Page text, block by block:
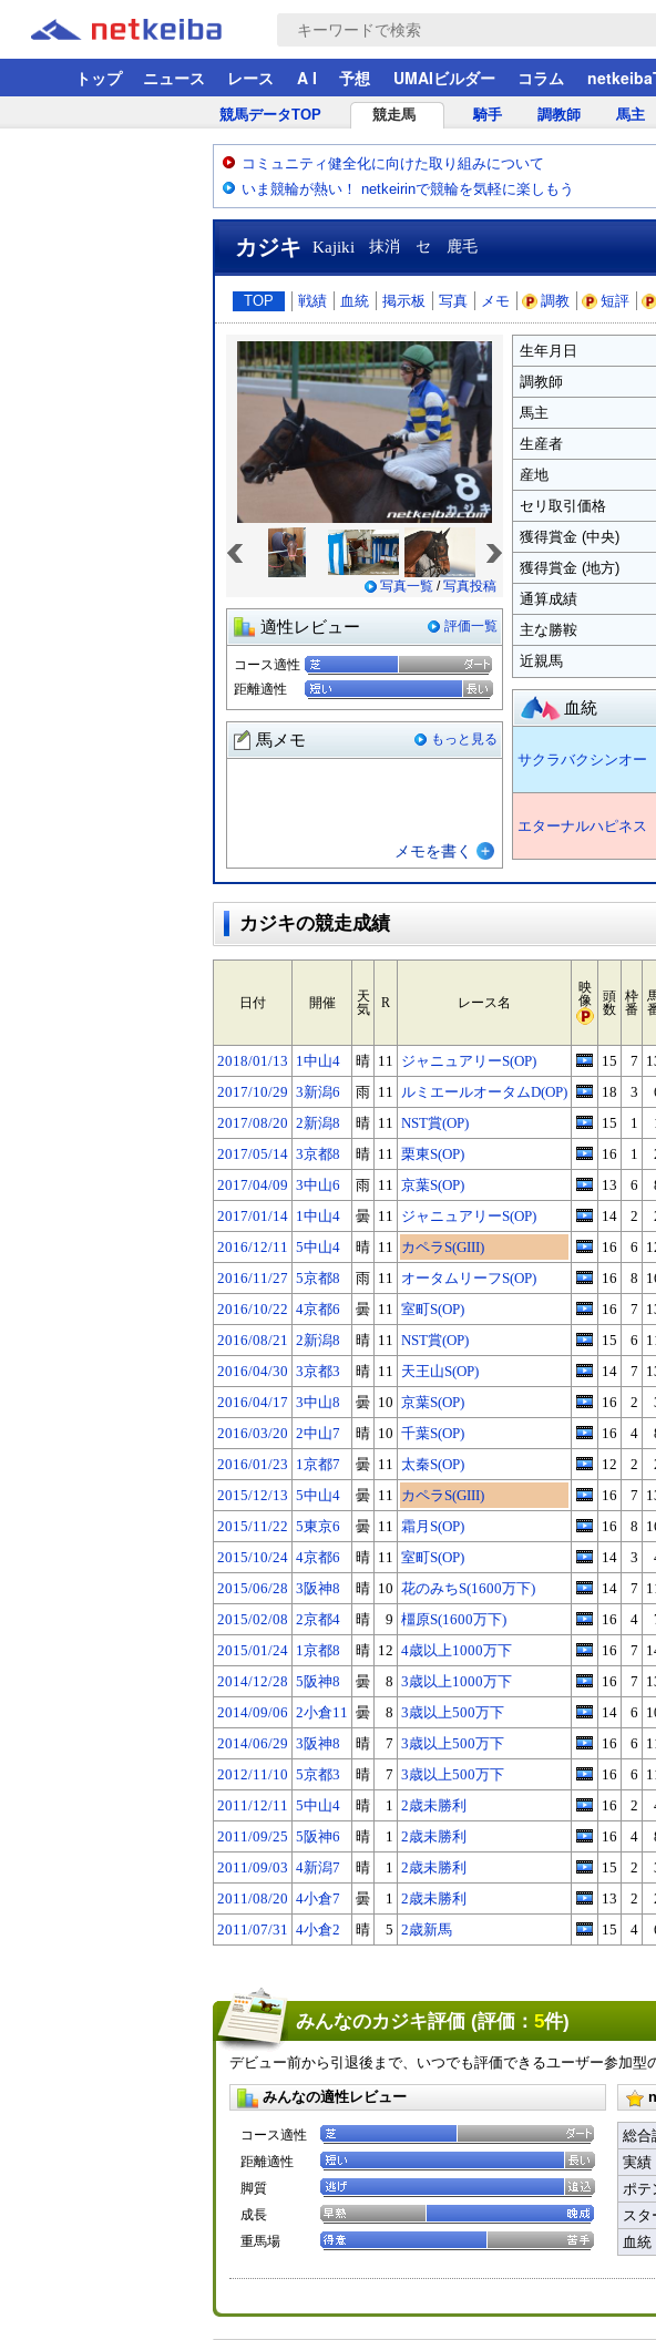
トップ ニュース レース A I 予想 UMAIビルダー コラム
競馬データTOP 競走馬 騎手 調教師 馬主
コミュニティ健全化に向けた取り組みについて
いま競輪が熱い！ netkeirinで競輪を気軽に楽しもう
カジキ Kajiki 抹消 セ 鹿毛
TOP 戦績 血統 掲示板 写真 メモ 調教 短評
写真一覧 /写真投稿
適性レビュー 評価一覧
コース適性
距離適性
馬メモ もっと見る
メモを書く
生年月日
調教師
馬主
生産者
産地
セリ取引価格
獲得賞金 (中央)
獲得賞金 (地方)
通算成績
主な勝鞍
近親馬
血統
サクラバクシンオー
エターナルハピネス
カジキの競走成績
日付 開催
天
気
R レース名
映
像
頭
数
枠
番
2018/01/13 1中山4 晴 11 ジャニュアリーS(OP) 15 7
2017/10/29 3新潟6 雨 11 ルミエールオータムD(OP) 18 3
2017/08/20 2新潟8 晴 11 NST賞(OP) 15 1
2017/05/14 3京都8 晴 11 栗東S(OP) 16 1
2017/04/09 3中山6 雨 11 京葉S(OP) 13 6
2017/01/14 1中山4 曇 11 ジャニュアリーS(OP) 14 2
2016/12/11 5中山4 晴 11 カペラS(GIII) 16 6
2016/11/27 5京都8 雨 11 オータムリーフS(OP) 16 8
2016/10/22 4京都6 曇 11 室町S(OP) 16 7
2016/08/21 2新潟8 晴 11 NST賞(OP) 15 6
2016/04/30 3京都3 晴 11 天王山S(OP) 14 7
2016/04/17 3中山8 曇 10 京葉S(OP) 16 2
2016/03/20 2中山7 晴 10 千葉S(OP) 16 4
2016/01/23 1京都7 曇 11 太秦S(OP) 12 2
2015/12/13 5中山4 曇 11 カペラS(GIII) 16 7
2015/11/22 5東京6 曇 11 霜月S(OP) 16 8
2015/10/24 4京都6 晴 11 室町S(OP) 14 3
2015/06/28 3阪神8 晴 10 花のみちS(1600万下) 14 7
2015/02/08 2京都4 晴 9 橿原S(1600万下) 16 4
2015/01/24 1京都8 晴 12 4歳以上1000万下 16 7
2014/12/28 5阪神8 曇 8 3歳以上1000万下 16 7
2014/09/06 2小倉11 曇 8 3歳以上500万下 14 6
2014/06/29 3阪神8 晴 7 3歳以上500万下 16 6
2012/11/10 5京都3 晴 7 3歳以上500万下 16 6
2011/12/11 5中山4 晴 1 2歳未勝利 16 2
2011/09/25 5阪神6 晴 1 2歳未勝利 16 4
2011/09/03 4新潟7 晴 1 2歳未勝利 15 2
2011/08/20 4小倉7 曇 1 2歳未勝利 13 2
2011/07/31 4小倉2 晴 5 2歳新馬 15 4
みんなのカジキ評価 (評価： 5件)
デビュー前から引退後まで、いつでも評価できるユーザー参加型
みんなの適性レビュー
コース適性
距離適性
脚質
成長
重馬場
総合
実績
ポテ
スタ
血統